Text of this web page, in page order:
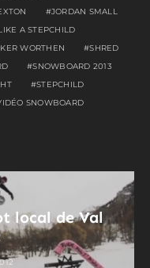
JORDAN SMALL
A STEPCHILD
WORTHEN
SHRED
SNOWBOARD 2013
STEPCHILD
SNOWBOARD
local de Val